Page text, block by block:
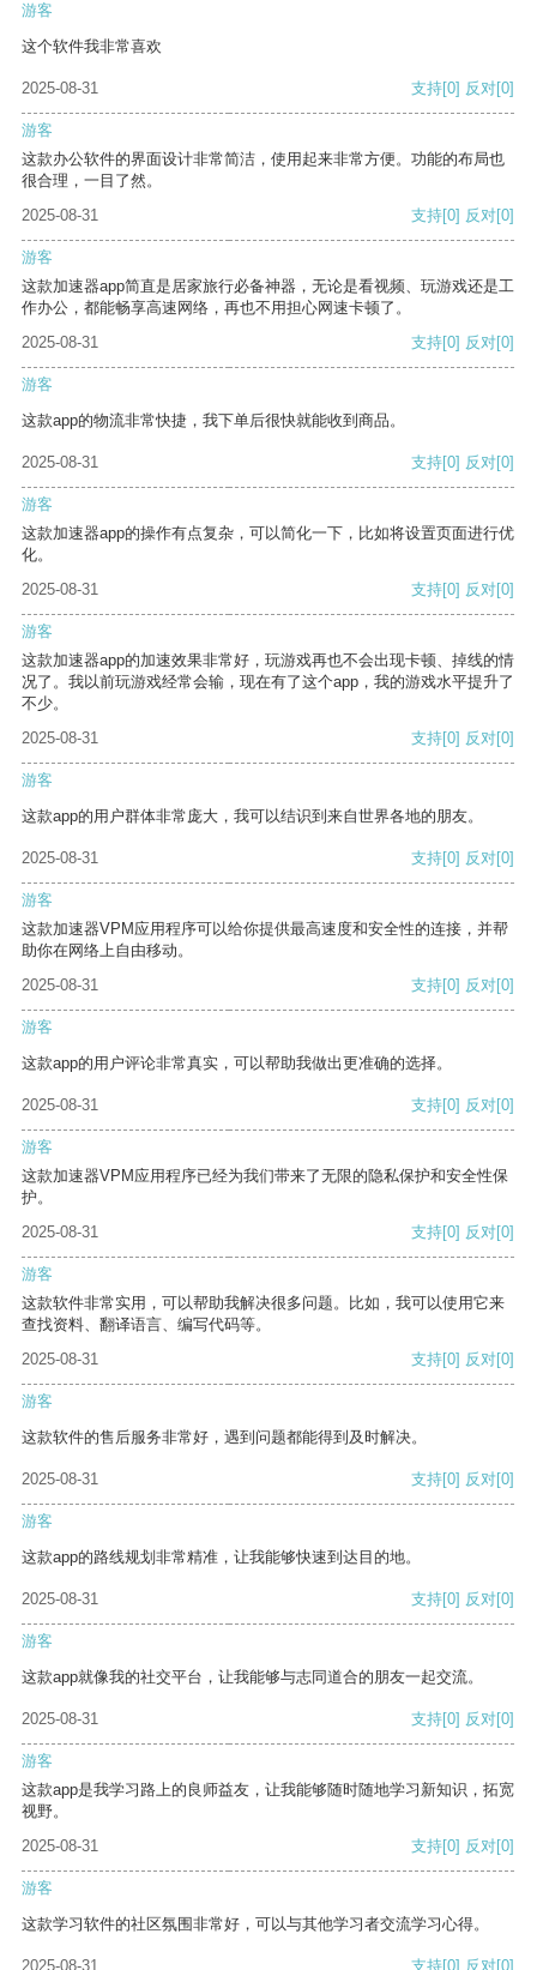
游客
这个软件我非常喜欢
2025-08-31 支持[0] 反对[0]
游客
这款办公软件的界面设计非常简洁，使用起来非常方便。功能的布局也
很合理，一目了然。
2025-08-31
支持[0] 反对[0]
游客
这款加速器app简直是居家旅行必备神器，无论是看视频、玩游戏还是工
作办公，都能畅享高速网络，再也不用担心网速卡顿了。
2025-08-31
支持[0] 反对[0]
游客
这款app的物流非常快捷，我下单后很快就能收到商品。
2025-08-31 支持[0] 反对[0]
游客
这款加速器app的操作有点复杂，可以简化一下，比如将设置页面进行优
化。
2025-08-31
支持[0] 反对[0]
游客
这款加速器app的加速效果非常好，玩游戏再也不会出现卡顿、掉线的情
况了。我以前玩游戏经常会输，现在有了这个app，我的游戏水平提升了
不少。
2025-08-31
支持[0] 反对[0]
游客
这款app的用户群体非常庞大，我可以结识到来自世界各地的朋友。
2025-08-31 支持[0] 反对[0]
游客
这款加速器VPM应用程序可以给你提供最高速度和安全性的连接，并帮
助你在网络上自由移动。
2025-08-31
支持[0] 反对[0]
游客
这款app的用户评论非常真实，可以帮助我做出更准确的选择。
2025-08-31 支持[0] 反对[0]
游客
这款加速器VPM应用程序已经为我们带来了无限的隐私保护和安全性保
护。
2025-08-31
支持[0] 反对[0]
游客
这款软件非常实用，可以帮助我解决很多问题。比如，我可以使用它来
查找资料、翻译语言、编写代码等。
2025-08-31
支持[0] 反对[0]
游客
这款软件的售后服务非常好，遇到问题都能得到及时解决。
2025-08-31 支持[0] 反对[0]
游客
这款app的路线规划非常精准，让我能够快速到达目的地。
2025-08-31 支持[0] 反对[0]
游客
这款app就像我的社交平台，让我能够与志同道合的朋友一起交流。
2025-08-31 支持[0] 反对[0]
游客
这款app是我学习路上的良师益友，让我能够随时随地学习新知识，拓宽
视野。
2025-08-31
支持[0] 反对[0]
游客
这款学习软件的社区氛围非常好，可以与其他学习者交流学习心得。
2025-08-31 支持[0] 反对[0]